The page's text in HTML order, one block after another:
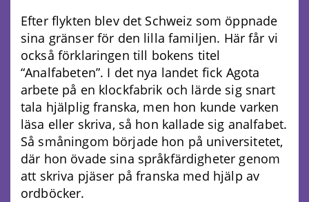
Efter flykten blev det Schweiz som öppnade
sina gränser för den lilla familjen. Här får vi
också förklaringen till bokens titel
“Analfabeten”. I det nya landet fick Agota
arbete på en klockfabrik och lärde sig snart
tala hjälplig franska, men hon kunde varken
läsa eller skriva, så hon kallade sig analfabet.
Så småningom började hon på universitetet,
där hon övade sina språkfärdigheter genom
att skriva pjäser på franska med hjälp av
ordböcker.